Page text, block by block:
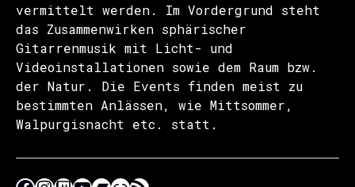
vermittelt werden. Im Vordergrund steht
das Zusammenwirken sphärischer
Gitarrenmusik mit Licht- und
Videoinstallationen sowie dem Raum bzw.
der Natur. Die Events finden meist zu
bestimmten Anlässen, wie Mittsommer,
Walpurgisnacht etc. statt.